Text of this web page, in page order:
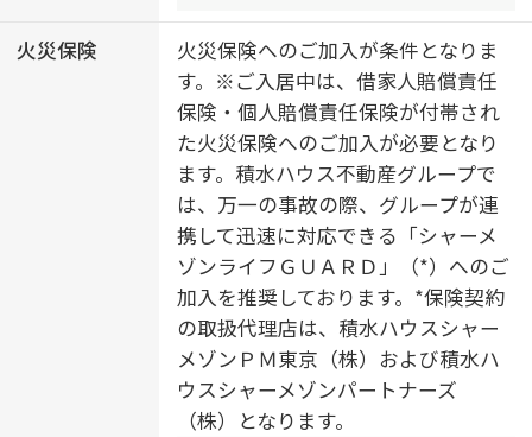
ー／３口コンロ／グリル付きコンロ
／トイレ（洗浄機能付便座）／バ
ス・トイレ（セパレイト）／大型玄
関収納／下駄箱／全居室エアコン付
／エアコン（２台設置）／バルコニ
ー／断熱等性能等級６
火災保険
火災保険へのご加入が条件となりま
す。※ご入居中は、借家人賠償責任
保険・個人賠償責任保険が付帯され
た火災保険へのご加入が必要となり
ます。積水ハウス不動産グループで
は、万一の事故の際、グループが連
携して迅速に対応できる「シャーメ
ゾンライフＧＵＡＲＤ」（*）へのご
加入を推奨しております。*保険契約
の取扱代理店は、積水ハウスシャー
メゾンＰＭ東京（株）および積水ハ
ウスシャーメゾンパートナーズ
（株）となります。